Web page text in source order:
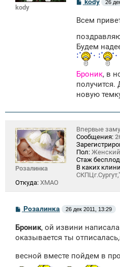
kody
б
е
и
е
kody 26
Всем
Будем
Броник, в
получится.
новую
Розалинка
Впервые
Сообщения:
Пол: Женский
Стаж
В каких
Откуда: ХМАО
С
б
щ
и
Розалинка 26 дек 2011, 13:29
Броник, ой извини
оказывается ты
весной вместе пойдем в